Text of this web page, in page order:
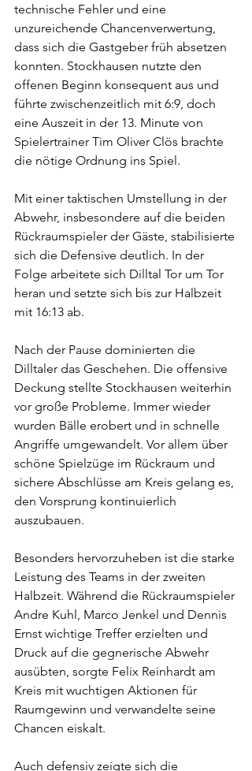
technische Fehler und eine
unzureichende Chancenverwertung,
dass sich die Gastgeber früh absetzen
konnten. Stockhausen nutzte den
offenen Beginn konsequent aus und
führte zwischenzeitlich mit 6:9, doch
eine Auszeit in der 13. Minute von
Spielertrainer Tim Oliver Clös brachte
die nötige Ordnung ins Spiel.
Mit einer taktischen Umstellung in der
Abwehr, insbesondere auf die beiden
Rückraumspieler der Gäste, stabilisierte
sich die Defensive deutlich. In der
Folge arbeitete sich Dilltal Tor um Tor
heran und setzte sich bis zur Halbzeit
mit 16:13 ab.
Nach der Pause dominierten die
Dilltaler das Geschehen. Die offensive
Deckung stellte Stockhausen weiterhin
vor große Probleme. Immer wieder
wurden Bälle erobert und in schnelle
Angriffe umgewandelt. Vor allem über
schöne Spielzüge im Rückraum und
sichere Abschlüsse am Kreis gelang es,
den Vorsprung kontinuierlich
auszubauen.
Besonders hervorzuheben ist die starke
Leistung des Teams in der zweiten
Halbzeit. Während die Rückraumspieler
Andre Kuhl, Marco Jenkel und Dennis
Ernst wichtige Treffer erzielten und
Druck auf die gegnerische Abwehr
ausübten, sorgte Felix Reinhardt am
Kreis mit wuchtigen Aktionen für
Raumgewinn und verwandelte seine
Chancen eiskalt.
Auch defensiv zeigte sich die